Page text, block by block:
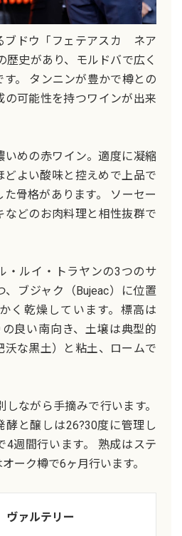
ブドウ「フェテアスカ ネア
歴史があり、モルドバで広く
。 タンニンが豊かで樽との
の可能性を持つワインが出来
いめの赤ワイン。適度に凝縮
どよい酸味と控えめで上品で
骨格があります。 ソーセー
などのお肉料理と相性抜群で
・ルイ・トラヤンの3つのサ
、ブジャク（Bujeac）に位置
く乾燥しています。標高は
良い南向き、土壌は典型的
沃な黒土）と粘土、ロームで
ながら手摘みで行います。
酵と醸しは26?30度に管理し
4週間行います。 熟成はステ
ーク樽で6ヶ月行います。
ァルテリー